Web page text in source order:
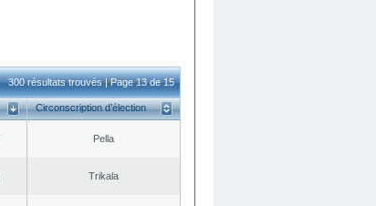
300 résultats trouvés | Page 13 de 15
Circonscription d’élection
Pella
Trikala